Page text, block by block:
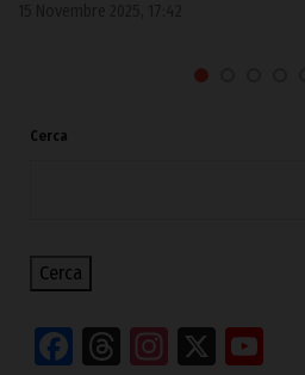
Cerca
Cerca
Facebook
Threads
Instagram
X